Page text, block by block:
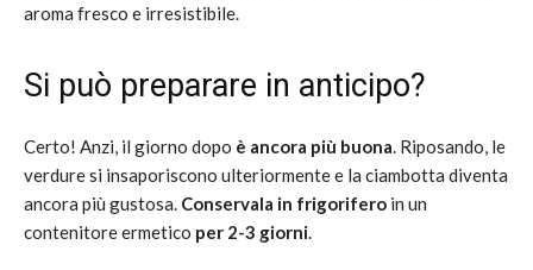
aroma fresco e irresistibile.
Si può preparare in anticipo?
Certo! Anzi, il giorno dopo è ancora più buona. Riposando, le
verdure si insaporiscono ulteriormente e la ciambotta diventa
ancora più gustosa. Conservala in frigorifero in un
contenitore ermetico per 2-3 giorni.